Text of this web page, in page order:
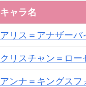
キャラ名
アリス＝アナザーバ
クリスチャン＝ロー
アンナ＝キングスフ